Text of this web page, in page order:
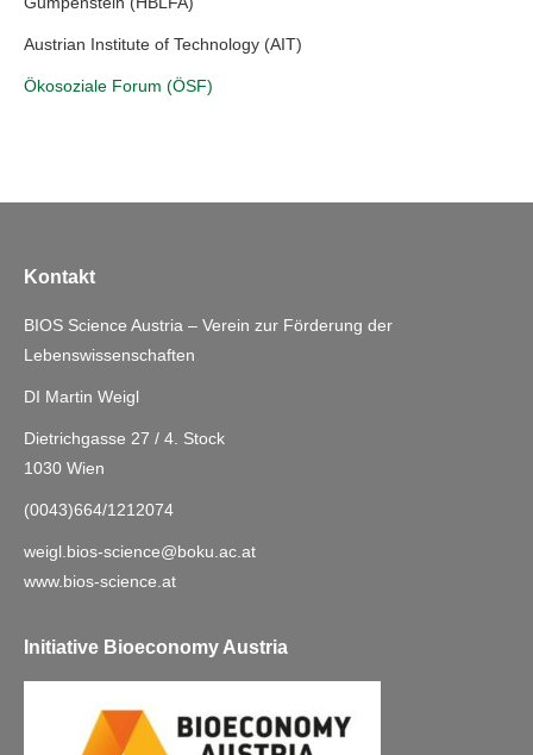
Austrian Institute of Technology (AIT)
Ökosoziale Forum (ÖSF)
Kontakt
BIOS Science Austria – Verein zur Förderung der
Lebenswissenschaften
DI Martin Weigl
Dietrichgasse 27 / 4. Stock
1030 Wien
(0043)664/1212074
weigl.bios-science@boku.ac.at
www.bios-science.at
Initiative Bioeconomy Austria